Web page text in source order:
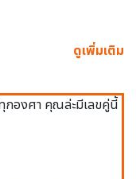
ดูเพิ่มเติม